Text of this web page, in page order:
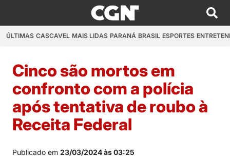
ÚLTIMAS CASCAVEL MAIS LIDAS PARANÁ BRASIL ESPORTES
Cinco são mortos em
confronto com a polícia
após tentativa de roubo à
Receita Federal
Publicado em 23/03/2024 às 03:25